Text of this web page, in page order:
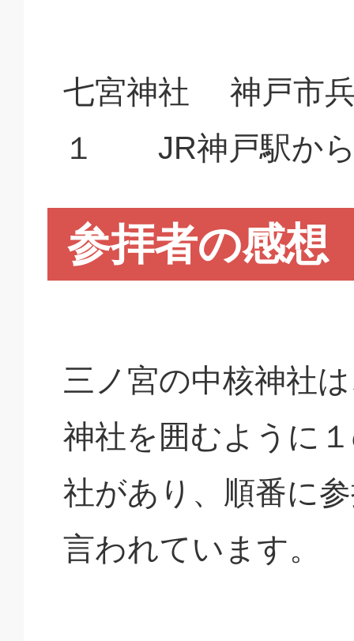
七宮神社 神戸市兵
１ JR神戸駅か
参拝者の感想
三ノ宮の中核神社
神社を囲むように
社があり、順番に
言われています。